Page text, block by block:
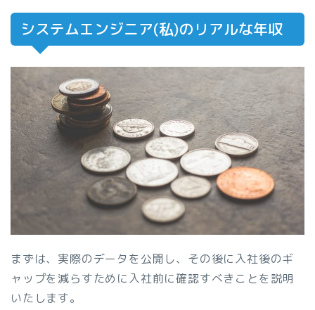
システムエンジニア(私)のリアルな年収
まずは、実際のデータを公開し、その後に入社後のギ
ャップを減らすために入社前に確認すべきことを説明
いたします。